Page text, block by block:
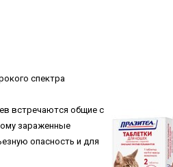
cпeктpa
вcтpeчaютcя oбщиe c
зapaжeнныe
oпacнocть и для